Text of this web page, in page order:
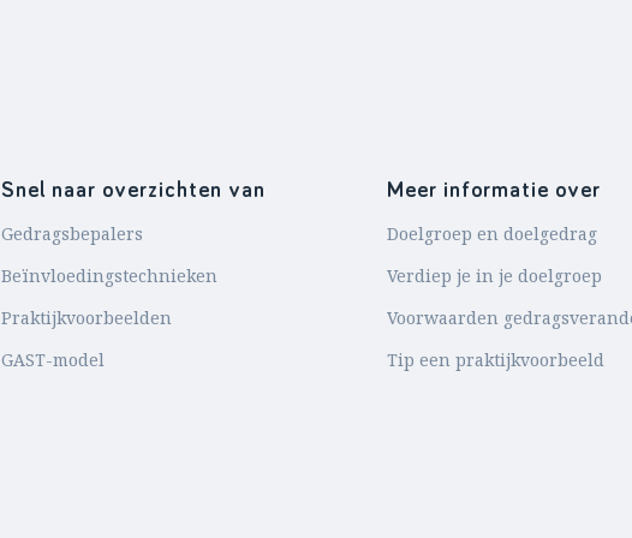
Snel naar overzichten van
Gedragsbepalers
Beïnvloedingstechnieken
Praktijkvoorbeelden
GAST-model
Meer informatie over
Doelgroep en doelgedrag
Verdiep je in je doelgroep
Voorwaarden
Tip een praktijkvoorbeeld